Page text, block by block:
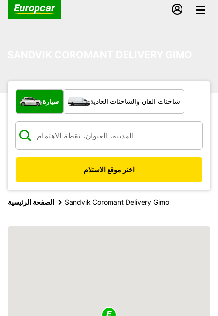
ما نوع المركبة؟
سيارة شاحنات الفان والشاحنات العادية
اختر موقع الاستلام
الصفحة الرئيسية Sandvik Coromant Delivery Gimo